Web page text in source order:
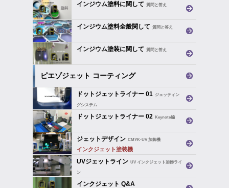
インジウム塗料に関して 質問と答え
インジウム塗料全般関して 質問と答え
インジウム塗装に関して 質問と答え
ピエゾジェット コーティング
ドットジェットライナー 01 ジェッティン
グシステム
インクジェットの技術を塗装技術へ
ドットジェットライナー 02 Keynote編
ジェットデザイン CMYK-UV 加飾機
インクジェット塗装機
UVジェットライン UV インクジェット加飾ライ
ン
ハードコートUV塗装機
インクジェット Q&A